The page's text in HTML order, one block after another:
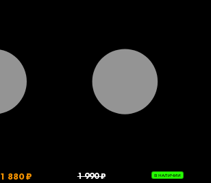
1 880 ₽ 1 990 ₽ В НАЛИЧИИ